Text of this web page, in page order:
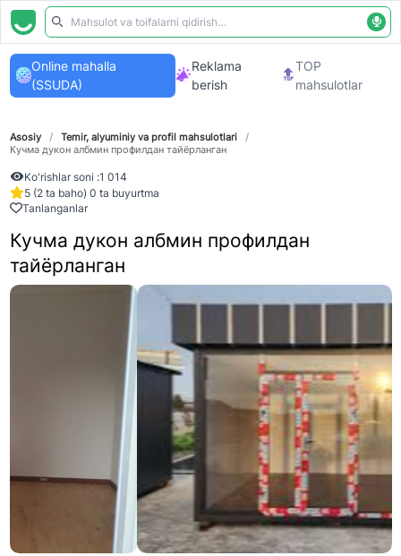
Online mahalla
(SSUDA)
Reklama
berish
TOP
mahsulotlar
Asosiy / Temir, alyuminiy va profil mahsulotlari
/
Кучма дукон албмин профилдан тайёрланган
Ko'rishlar soni :1 014
5 (2 ta baho) 0 ta buyurtma
Tanlanganlar
Кучма дукон албмин профилдан
тайёрланган